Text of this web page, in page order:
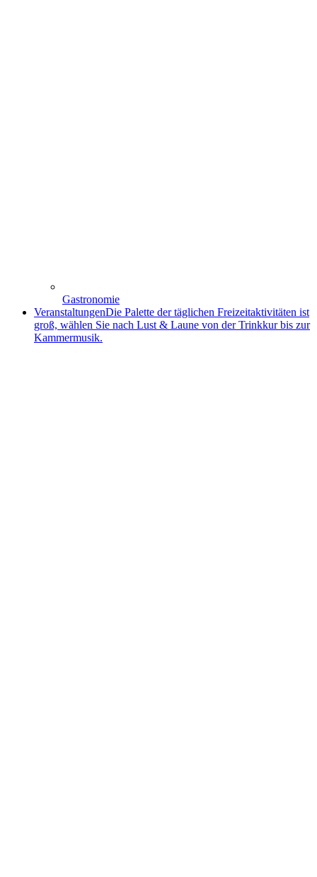
Gastronomie
VeranstaltungenDie Palette der täglichen Freizeitaktivitäten ist
groß, wählen Sie nach Lust & Laune von der Trinkkur bis zur
Kammermusik.